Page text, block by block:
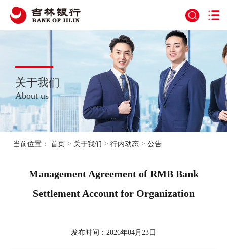
关于我们
About us
当前位置：首页 > 关于我们 >行内动态 >公告
Management Agreement of RMB Bank
Settlement Account for Organization
发布时间：2026年04月23日